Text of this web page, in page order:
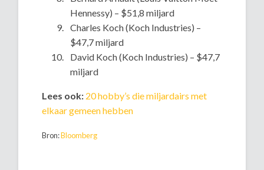
Hennessy) – $51,8 miljard
Charles Koch (Koch Industries) –
$47,7 miljard
David Koch (Koch Industries) – $47,7
miljard
Lees ook: 20 hobby’s die miljardairs met
elkaar gemeen hebben
Bron:Bloomberg